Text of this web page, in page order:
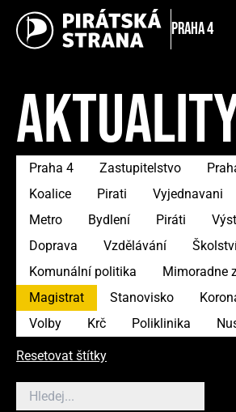
Praha 4
Praha 4 Zastupitelstvo
Koalice
Pirati Vyjednavani
Metro
Bydlení Piráti
Doprava
Vzdělávání
Komunální politika
Mimoradne
Magistrat
Stanovisko
Volby
Krč Poliklinika
Resetovat štítky